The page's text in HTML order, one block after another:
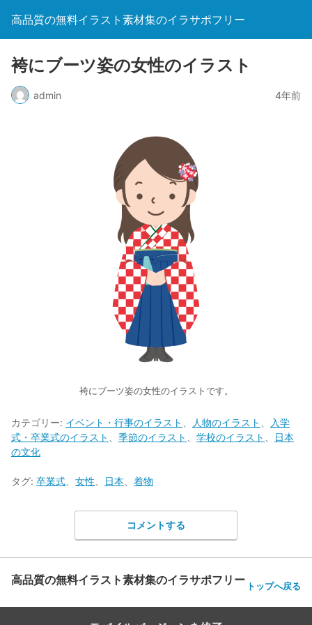
高品質の無料イラスト素材集のイラサポフリー
袴にブーツ姿の女性のイラスト
admin 4年前
袴にブーツ姿の女性のイラストです。
カテゴリー: イベント・行事のイラスト 人物のイラスト
入学
式・卒業式のイラスト
季節のイラスト 学校のイラスト
日本
の文化
タグ: 卒業式 女性 日本 着物
コメントする
高品質の無料イラスト素材集のイラサポフリー トップへ戻る